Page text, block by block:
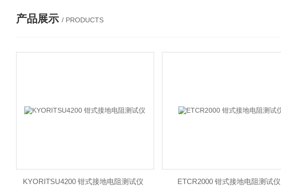
产品展示 / PRODUCTS
KYORITSU4200 钳式接地电阻测试仪 ETCR2000 钳式接地电阻测试仪